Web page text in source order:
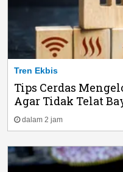
Tren Ekbis
Tips Cerdas
Agar Tidak Telat
dalam 2 jam